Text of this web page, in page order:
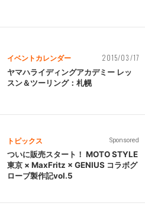
イベントカレンダー 2015/03/17
ヤマハライディングアカデミー レッ
スン＆ツーリング：札幌
トピックス Sponsored
ついに販売スタート！ MOTO STYLE
東京 × MaxFritz × GENIUS コラボグ
ローブ製作記vol.5